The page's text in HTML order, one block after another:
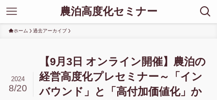
農泊高度化セミナー
ホーム 過去アーカイブ
【9月3日 オンライン開催】農泊の
経営高度化プレセミナー～「イン
バウンド」と「高付加価値化」か
2024
8/20